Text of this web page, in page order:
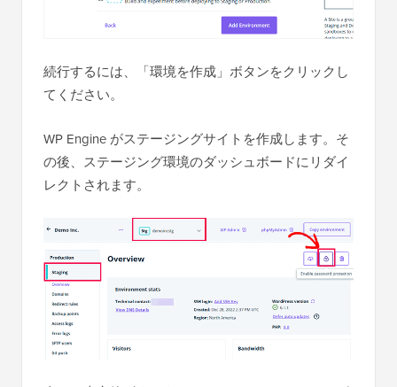
続行するには、「環境を作成」ボタンをクリックし
てください。
WP Engine がステージングサイトを作成します。そ
の後、ステージング環境のダッシュボードにリダイ
レクトされます。